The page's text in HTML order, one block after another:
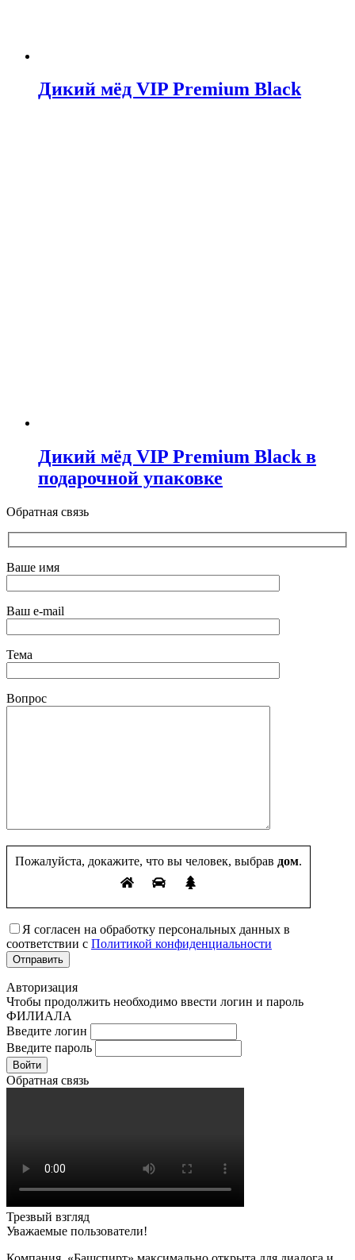
Дикий мёд VIP Premium Black
Дикий мёд VIP Premium Black в
подарочной упаковке
Обратная связь
Ваше имя
Ваш e-mail
Тема
Вопрос
Пожалуйста, докажите, что вы человек, выбрав дом.
Я согласен на обработку персональных данных в
соответствии с Политикой конфиденциальности
Авторизация
Чтобы продолжить необходимо ввести логин и пароль
ФИЛИАЛА
Введите логин
Введите пароль
Войти
Обратная связь
Трезвый взгляд
Уважаемые пользователи!